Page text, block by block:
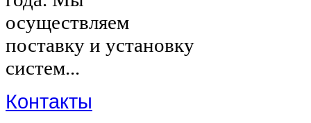
осуществляем
поставку и установку
систем...
Контакты